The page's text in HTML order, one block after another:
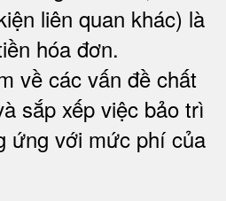
liên quan khác) là
hóa đơn.
về các vấn đề chất
sắp xếp việc bảo trì
ứng với mức phí của